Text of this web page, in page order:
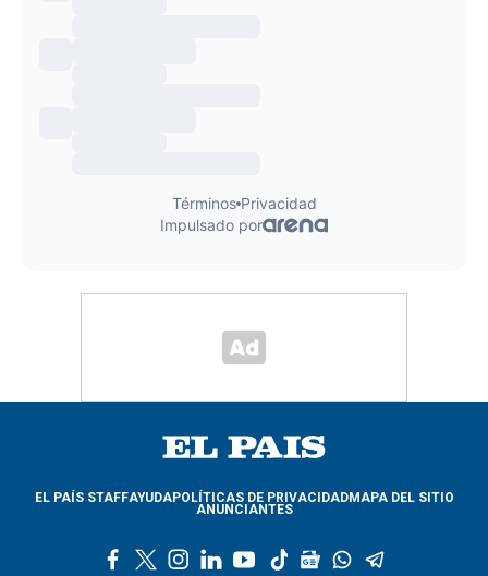
EL PAÍS STAFFAYUDAPOLÍTICAS DE PRIVACIDADMAPA DEL SITIO
ANUNCIANTES
l
y
t
g
w